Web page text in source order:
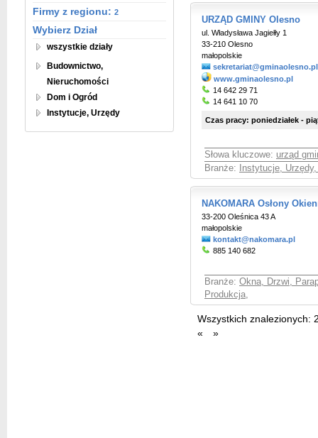
Firmy z regionu: 2
Wybierz Dział
wszystkie działy
Budownictwo,
Nieruchomości
Dom i Ogród
Instytucje, Urzędy
URZĄD GMINY Olesno
ul. Władysława Jagiełły 1
33-210 Olesno
małopolskie
sekretariat@gminaolesno.pl
www.gminaolesno.pl
14 642 29 71
14 641 10 70
Czas pracy: poniedziałek -
Słowa kluczowe: urząd
Branże:
Instytucje,
NAKOMARA Osłony
33-200 Oleśnica 43 A
małopolskie
kontakt@nakomara.pl
885 140 682
Branże: Okna, Drzwi,
Produkcja,
Wszystkich znalezionych:
«
»